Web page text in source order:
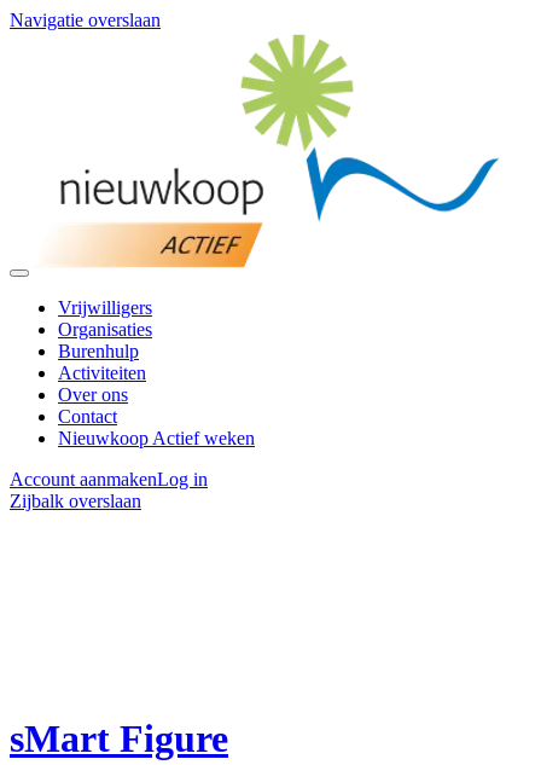
Navigatie overslaan
Vrijwilligers
Organisaties
Burenhulp
Activiteiten
Over ons
Contact
Nieuwkoop Actief weken
Account aanmakenLog in
Zijbalk overslaan
sMart Figure